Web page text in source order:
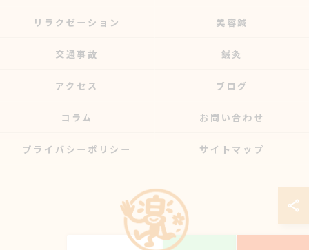
リラクゼーション 美容鍼
交通事故 鍼灸
アクセス ブログ
コラム お問い合わせ
プライバシーポリシー サイトマップ